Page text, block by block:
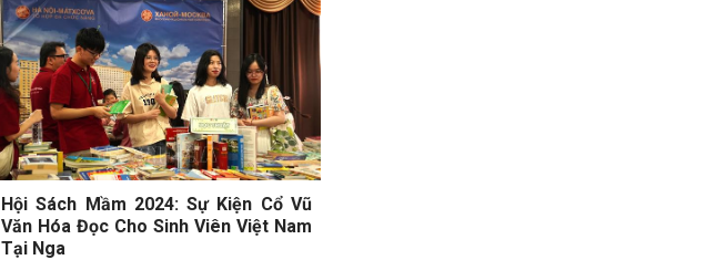
Hội Sách Mầm 2024: Sự Kiện Cổ Vũ
Văn Hóa Đọc Cho Sinh Viên Việt Nam
Tại Nga